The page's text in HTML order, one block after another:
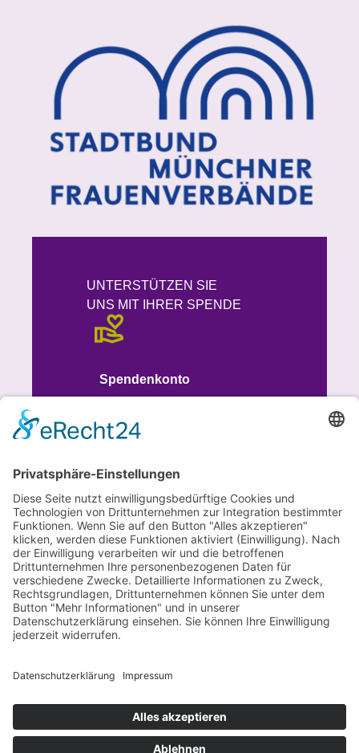
UNTERSTÜTZEN SIE
UNS MIT IHRER SPENDE
Spendenkonto
DE93 7015 0000 1008 8613 51